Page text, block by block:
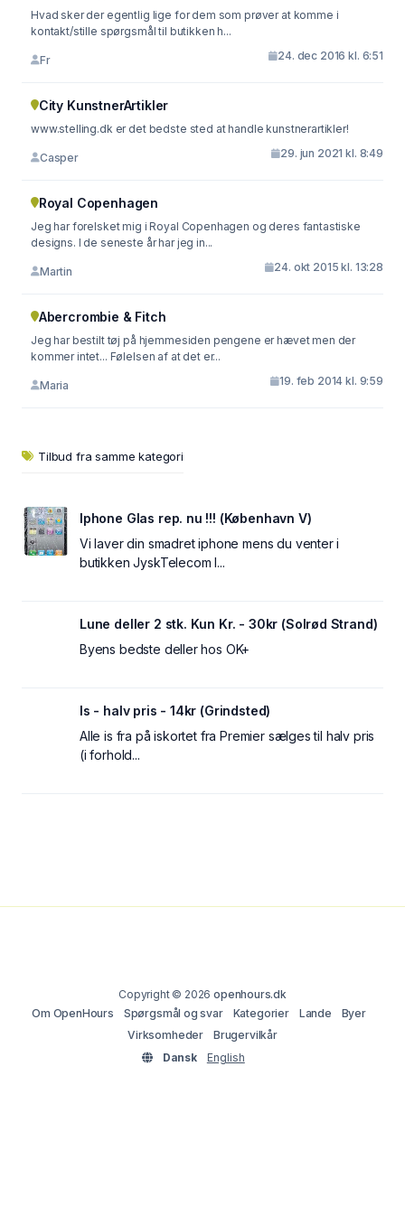
Hvad sker der egentlig lige for dem som prøver at komme i
kontakt/stille spørgsmål til butikken h...
Fr 24. dec 2016 kl. 6:51
City KunstnerArtikler
www.stelling.dk er det bedste sted at handle kunstnerartikler!
Casper 29. jun 2021 kl. 8:49
Royal Copenhagen
Jeg har forelsket mig i Royal Copenhagen og deres fantastiske
designs. I de seneste år har jeg in...
Martin 24. okt 2015 kl. 13:28
Abercrombie & Fitch
Jeg har bestilt tøj på hjemmesiden pengene er hævet men der
kommer intet... Følelsen af at det er...
Maria 19. feb 2014 kl. 9:59
Tilbud fra samme kategori
Iphone Glas rep. nu !!! (København V)
Vi laver din smadret iphone mens du venter i
butikken JyskTelecom I...
Lune deller 2 stk. Kun Kr. - 30kr (Solrød Strand)
Byens bedste deller hos OK+
Is - halv pris - 14kr (Grindsted)
Alle is fra på iskortet fra Premier sælges til halv pris
(i forhold...
Copyright © 2026openhours.dk
Om OpenHours
Spørgsmål og svar Kategorier Lande
Byer
Virksomheder
Brugervilkår
Dansk
English